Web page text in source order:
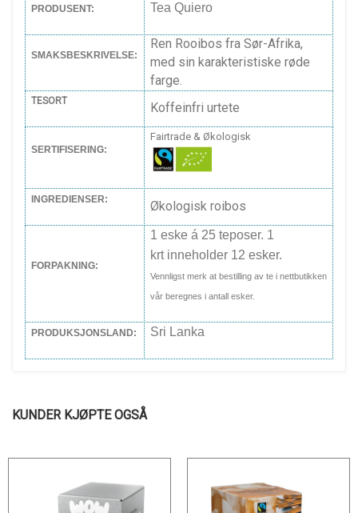
PRODUSENT: Tea Quiero
SMAKSBESKRIVELSE:
Ren Rooibos fra Sør-Afrika,
med sin karakteristiske røde
farge.
TESORT Koffeinfri urtete
SERTIFISERING:
Fairtrade & Økologisk
INGREDIENSER: Økologisk roibos
FORPAKNING:
1 eske á 25 teposer. 1
krt inneholder 12 esker.
Vennligst merk at bestilling av te i nettbutikken
vår beregnes i antall esker.
PRODUKSJONSLAND: Sri Lanka
KUNDER KJØPTE OGSÅ